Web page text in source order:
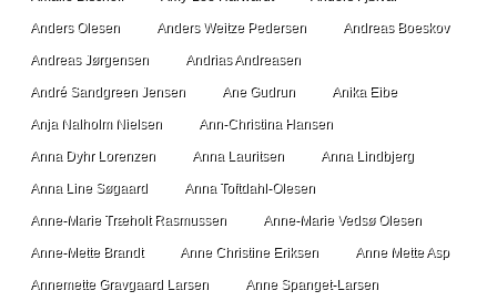
Anders Olesen Anders Weitze Pedersen Andreas Boeskov
Andreas Jørgensen Andrias Andreasen
André Sandgreen Jensen Ane Gudrun Anika Eibe
Anja Nalholm Nielsen Ann-Christina Hansen
Anna Dyhr Lorenzen Anna Lauritsen Anna Lindbjerg
Anna Line Søgaard Anna Toftdahl-Olesen
Anne-Marie Træholt Rasmussen Anne-Marie Vedsø Olesen
Anne-Mette Brandt Anne Christine Eriksen Anne Mette Asp
Annemette Gravgaard Larsen Anne Spanget-Larsen